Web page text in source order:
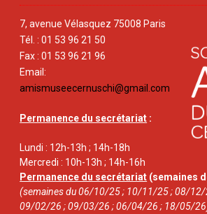
7, avenue Vélasquez 75008 Paris
Tél. : 01 53 96 21 50
Fax : 01 53 96 21 96
Email:
amismuseecernuschi@gmail.com
Permanence du secrétariat :
Lundi : 12h-13h ; 14h-18h
Mercredi : 10h-13h ; 14h-16h
Permanence du secrétariat (semaines
(semaines du 06/10/25 ; 10/11/25 ; 08/
09/02/26 ; 09/03/26 ; 06/04/26 ; 18/05/